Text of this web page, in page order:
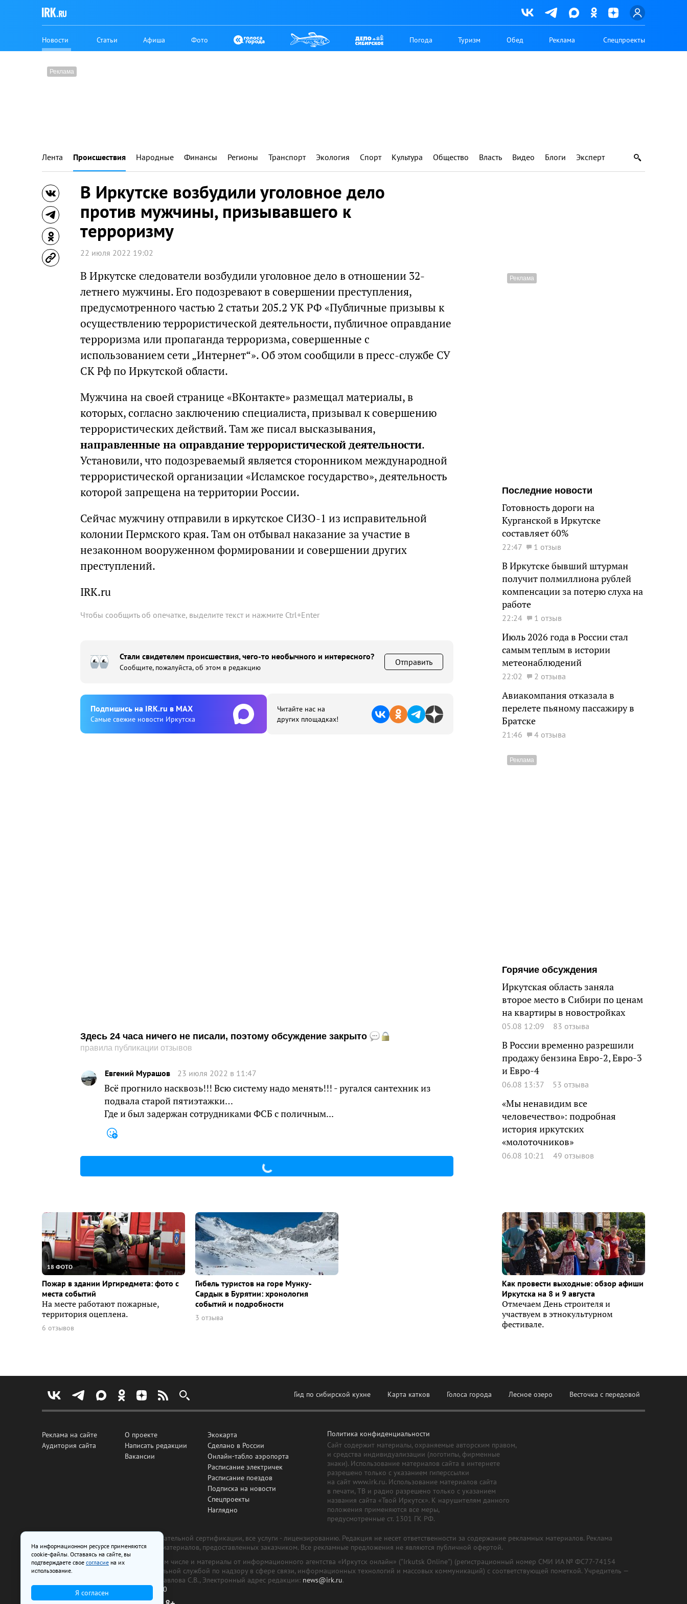
Новости Статьи Афиша Фото Погода Туризм Обед Реклама Спецпроекты
Лента Происшествия Народные Финансы Регионы Транспорт Экология Спорт Культура Общество Власть Видео Блоги Эксперт
В Иркутске возбудили уголовное дело
против мужчины, призывавшего к
терроризму
22 июля 2022 19:02
В Иркутске следователи возбудили уголовное дело в отношении 32-
летнего мужчины. Его подозревают в совершении преступления,
предусмотренного частью 2 статьи 205.2 УК РФ «Публичные призывы к
осуществлению террористической деятельности, публичное оправдание
терроризма или пропаганда терроризма, совершенные с
использованием сети „Интернет“». Об этом сообщили в пресс-службе СУ
СК Рф по Иркутской области.
Мужчина на своей странице «ВКонтакте» размещал материалы, в
которых, согласно заключению специалиста, призывал к совершению
террористических действий. Там же писал высказывания,
направленные на оправдание террористической деятельности.
Установили, что подозреваемый является сторонником международной
террористической организации «Исламское государство», деятельность
которой запрещена на территории России.
Сейчас мужчину отправили в иркутское СИЗО-1 из исправительной
колонии Пермского края. Там он отбывал наказание за участие в
незаконном вооруженном формировании и совершении других
преступлений.
IRK.ru
Чтобы сообщить об опечатке, выделите текст и нажмите Ctrl+Enter
Стали свидетелем происшествия, чего-то необычного и интересного?
Сообщите, пожалуйста, об этом в редакцию
Отправить
Подпишиcь на IRK.ru в MAX
Cамые свежие новости Иркутска
Читайте нас на
других площадках!
Здесь 24 часа ничего не писали, поэтому обсуждение закрыто
правила публикации отзывов
Евгений Мурашов 23 июля 2022 в 11:47
Всё прогнило насквозь!!! Всю систему надо менять!!! - ругался сантехник из
подвала старой пятиэтажки…
Где и был задержан сотрудниками ФСБ с поличным. ..
Последние новости
Готовность дороги на
Курганской в Иркутске
составляет 60%
22:47 1 отзыв
В Иркутске бывший штурман
получит полмиллиона рублей
компенсации за потерю слуха на
работе
22:24 1 отзыв
Июль 2026 года в России стал
самым теплым в истории
метеонаблюдений
22:02 2 отзыва
Авиакомпания отказала в
перелете пьяному пассажиру в
Братске
21:46 4 отзыва
Горячие обсуждения
Иркутская область заняла
второе место в Сибири по ценам
на квартиры в новостройках
05.08 12:09 83 отзыва
В России временно разрешили
продажу бензина Евро-2, Евро-3
и Евро-4
06.08 13:37 53 отзыва
«Мы ненавидим все
человечество»: подробная
история иркутских
«молоточников»
06.08 10:21 49 отзывов
18 ФОТО
Пожар в здании Иргиредмета: фото с
места событий
На месте работают пожарные,
территория оцеплена.
6 отзывов
Гибель туристов на горе Мунку-
Сардык в Бурятии: хронология
событий и подробности
3 отзыва
Как провести выходные: обзор афиши
Иркутска на 8 и 9 августа
Отмечаем День строителя и
участвуем в этнокультурном
фестивале.
Гид по сибирской кухне Карта катков Голоса города Лесное озеро Весточка с передовой
Реклама на сайте
Аудитория сайта
О проекте
Написать редакции
Вакансии
Экокарта
Сделано в России
Онлайн-табло аэропорта
Расписание электричек
Расписание поездов
Подписка на новости
Спецпроекты
Наглядно
Политика конфиденциальности
Сайт содержит материалы, охраняемые авторским правом,
и средства индивидуализации (логотипы, фирменные
знаки). Использование материалов сайта в интернете
разрешено только с указанием гиперссылки
на сайт www.irk.ru. Использование материалов сайта
в печати, ТВ и радио разрешено только с указанием
названия сайта «Твой Иркутск». К нарушителям данного
положения применяются все меры,
предусмотренные ст. 1301 ГК РФ.
Все рекламные товары подлежат обязательной сертификации, все услуги - лицензированию. Редакция не несет ответственности за содержание рекламных материалов. Реклама
изготовлена и размещена на основе материалов, предоставленных заказчиком. Все рекламные предложения не являются публичной офертой.
На сайте www.irk.ru размещаются в том числе и материалы от информационного агентства «Иркутск онлайн» ("Irkutsk Online") (регистрационный номер СМИ ИА № ФС77-74154
от 29 октября 2018 г., выдан Федеральной службой по надзору в сфере связи, информационных технологий и массовых коммуникаций) с соответствующей пометкой. Учредитель —
ООО «Ирк.ру». Главный редактор — Павлова С.В., Электронный адрес редакции: news@irk.ru.
Телефон редакции:
+7 (3952) 48-88-50
На информационном ресурсе применяются
cookie-файлы. Оставаясь на сайте, вы
подтверждаете свое согласие на их
использование.
Я согласен